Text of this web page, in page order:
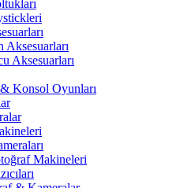
Aksesuarları
Konsol Oyunları
Makineleri